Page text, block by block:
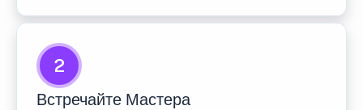
2
Встречайте Мастера